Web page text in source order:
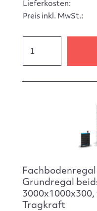
Lieferkosten:
Preis inkl. MwSt.:
Grundregal
3000x1000x300,
Tragkraft